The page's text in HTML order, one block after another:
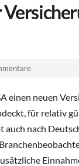
einen neuen
für relativ
nach